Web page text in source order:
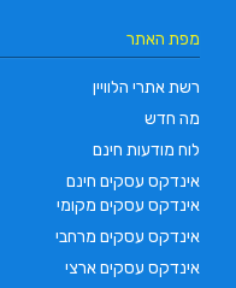
מפת האתר
רשת אתרי הלוויין
מה חדש
לוח מודעות חינם
אינדקס עסקים חינם
אינדקס עסקים מקומי
אינדקס עסקים מרחבי
אינדקס עסקים ארצי